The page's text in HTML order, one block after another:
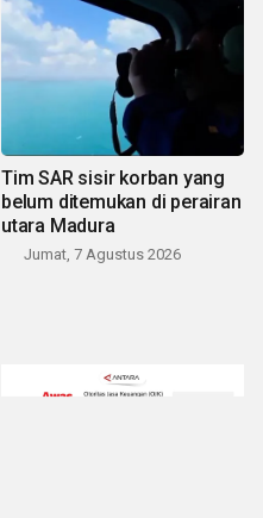
Tim SAR sisir korban yang
belum ditemukan di perairan
utara Madura
Jumat, 7 Agustus 2026